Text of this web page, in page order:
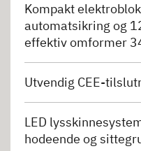
Kompakt
automatsikring og
effektiv omformer
Utvendig CEE-
LED
hodeende og